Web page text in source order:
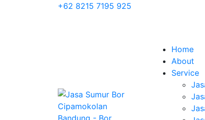
+62 8215 7195 925
Home
About
Service